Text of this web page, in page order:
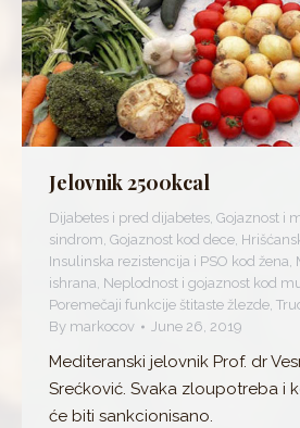
Jelovnik 2500kcal
Dijabetes i pred dijabetes, Gojaznost i
sindrom, Gojaznost kod dece,
Insulinska rezistencija i PSO kod žena,
ishrana, Neplodnost i gojaznost kod
Poremečaji funkcije štitaste žlezde,
By markocov June 26, 2019
Mediteranski jelovnik Prof. dr
Srećković. Svaka zloupotreba i
će biti sankcionisano.